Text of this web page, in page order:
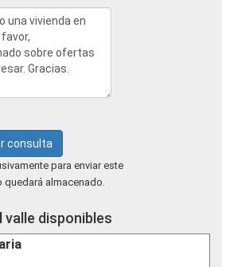
consulta
para enviar este
quedará almacenado.
valle disponibles